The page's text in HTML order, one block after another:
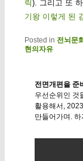
릭). 그리고 또
기왕 이렇게 된
Posted in 전뇌문
현의자유
전면개편을 준
우선순위인 것
활용해서,
만들어가며.